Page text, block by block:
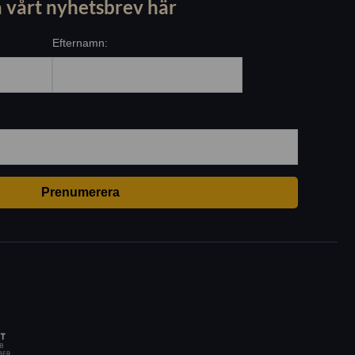
vårt nyhetsbrev här
Efternamn: